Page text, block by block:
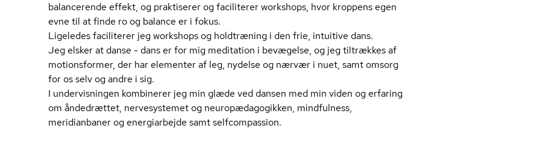
balancerende effekt, og praktiserer og faciliterer workshops, hvor kroppens egen
evne til at finde ro og balance er i fokus.
Ligeledes faciliterer jeg workshops og holdtræning i den frie, intuitive dans.
Jeg elsker at danse - dans er for mig meditation i bevægelse, og jeg tiltrækkes af
motionsformer, der har elementer af leg, nydelse og nærvær i nuet, samt omsorg
for os selv og andre i sig.
I undervisningen kombinerer jeg min glæde ved dansen med min viden og erfaring
om åndedrættet, nervesystemet og neu­ro­pæ­da­go­gik­ken, mindfulness,
meridianbaner og energiarbejde samt selfcompassion.